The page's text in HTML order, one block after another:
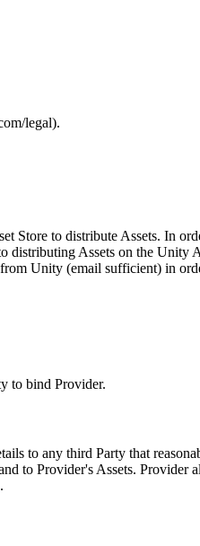
legal).
to distribute Assets. In
distributing Assets on the Unity
Unity (email sufficient) in
to bind Provider.
to any third Party that
to Provider's Assets. Provider
.